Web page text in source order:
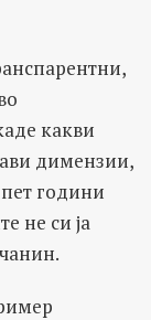
какви
димензии,
години
не си ја